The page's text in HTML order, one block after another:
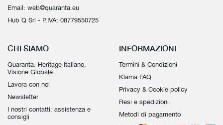
Email: web@quaranta.eu
Hub Q Srl - P.IVA: 08779550725
CHI SIAMO
Quaranta: Heritage Italiano,
Visione Globale.
Lavora con noi
Newsletter
I nostri contatti: assistenza e
consigli
INFORMAZIONI
Termini & Condizioni
Klarna FAQ
Privacy & Cookie policy
Resi e spedizioni
Metodi di pagamento